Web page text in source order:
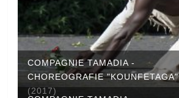
COMPAGNIE TAMADIA -
CHOREOGRAFIE "KOUNFETAGA"
(2017)